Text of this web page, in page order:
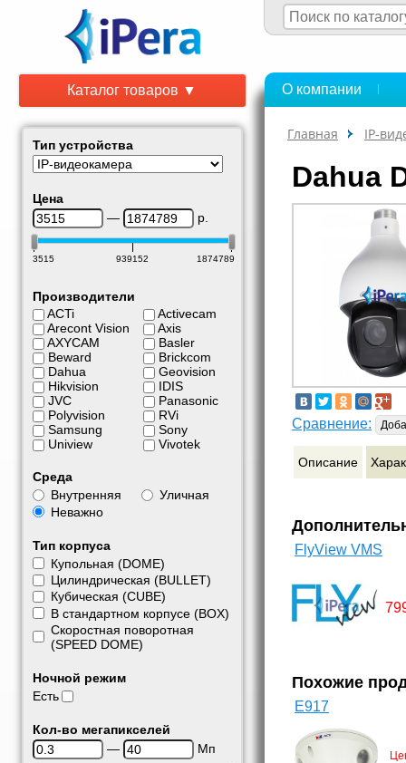
Каталог товаров ▼
Тип устройства
Цена
—
р.
3515 939152 1874789
Производители
ACTi
Arecont Vision
AXYCAM
Beward
Dahua
Hikvision
JVC
Polyvision
Samsung
Uniview
Activecam
Axis
Basler
Brickcom
Geovision
IDIS
Panasonic
RVi
Sony
Vivotek
Среда
Внутренняя
Уличная
Неважно
Тип корпуса
Купольная (DOME)
Цилиндрическая (BULLET)
Кубическая (CUBE)
В стандартном корпусе (BOX)
Скоростная поворотная
(SPEED DOME)
Ночной режим
Есть
Кол-во мегапикселей
—
Мп
О компании
Главная IP-
Dahua
Сравнение:
Описание
FlyView VMS
Похожие
E917